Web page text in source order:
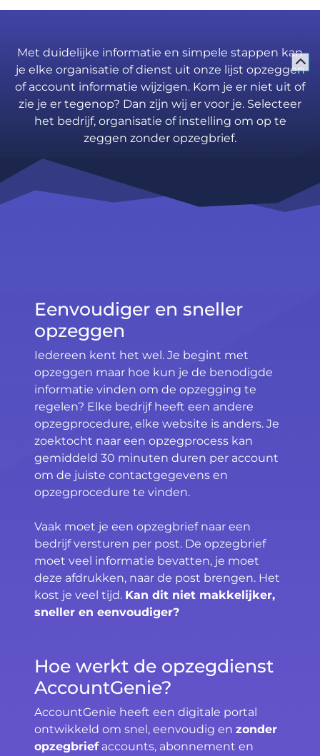
Met duidelijke informatie en simpele stappen kan
je elke organisatie of dienst uit onze lijst opzeggen
of account informatie wijzigen. Kom je er niet uit of
zie je er tegenop? Dan zijn wij er voor je. Selecteer
het bedrijf, organisatie of instelling om op te
zeggen zonder opzegbrief.
Eenvoudiger en sneller
opzeggen
Iedereen kent het wel. Je begint met
opzeggen maar hoe kun je de benodigde
informatie vinden om de opzegging te
regelen? Elke bedrijf heeft een andere
opzegprocedure, elke website is anders. Je
zoektocht naar een opzegprocess kan
gemiddeld 30 minuten duren per account
om de juiste contactgegevens en
opzegprocedure te vinden.
Vaak moet je een opzegbrief naar een
bedrijf versturen per post. De opzegbrief
moet veel informatie bevatten, je moet
deze afdrukken, naar de post brengen. Het
kost je veel tijd. Kan dit niet makkelijker,
sneller en eenvoudiger?
Hoe werkt de opzegdienst
AccountGenie?
AccountGenie heeft een digitale portal
ontwikkeld om snel, eenvoudig en zonder
opzegbriefaccounts, abonnement en